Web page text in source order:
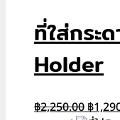
ที่ใส่กระ
Holder
฿2,250.00฿